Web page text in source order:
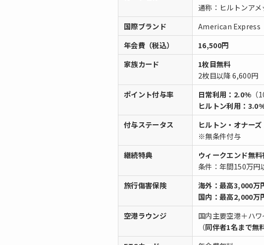
通称：ヒルトンアメ
国際ブランド
American Express
年会費（税込）
16,500円
家族カード
1枚目無料
2枚目以降 6,600円
ポイント付与率
日常利用：2.0% （
ヒルトン利用：
付与ステータス
ヒルトン・オナー
※無条件付与
継続特典
ウィークエンド無
条件：年間150万円
旅行傷害保険
海外：最高3,000万
国内：最高2,000万
空港ラウンジ
国内主要空港＋ハワ
（同伴者1名まで無